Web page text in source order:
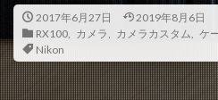
2017年6月27日
2019年8月6日
RX100, カメラ カメラカスタム ケ
Nikon